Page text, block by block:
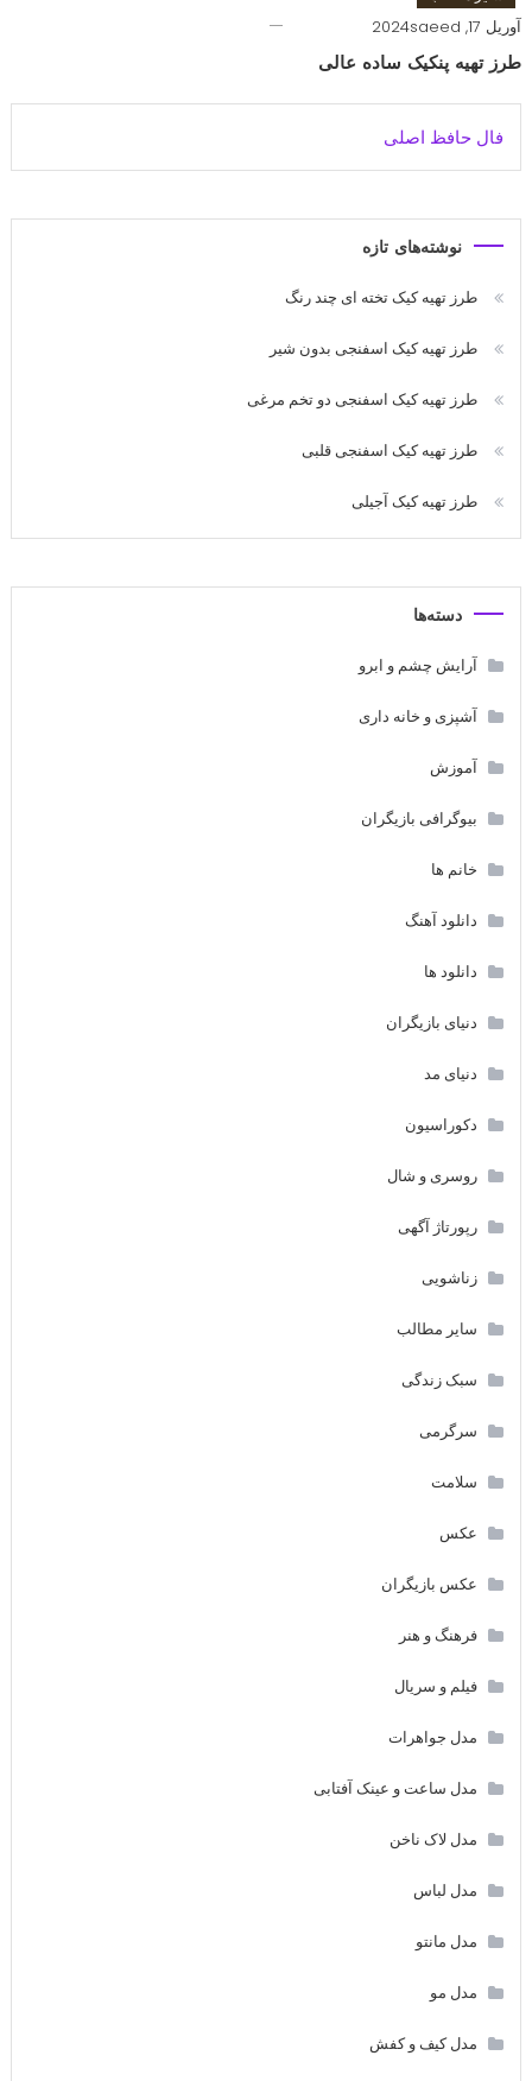
آوریل 17, 2024 saeed
طرز تهیه پنکیک ساده عالی
فال حافظ اصلی
نوشته‌های تازه
طرز تهیه کیک تخته ای چند رنگ
طرز تهیه کیک اسفنجی بدون شیر
طرز تهیه کیک اسفنجی دو تخم مرغی
طرز تهیه کیک اسفنجی قلبی
طرز تهیه کیک آجیلی
دسته‌ها
آرایش چشم و ابرو
آشپزی و خانه داری
آموزش
بیوگرافی بازیگران
خانم ها
دانلود آهنگ
دانلود ها
دنیای بازیگران
دنیای مد
دکوراسیون
روسری و شال
رپورتاژ آگهی
زناشویی
سایر مطالب
سبک زندگی
سرگرمی
سلامت
عکس
عکس بازیگران
فرهنگ و هنر
فیلم و سریال
مدل جواهرات
مدل ساعت و عینک آفتابی
مدل لاک ناخن
مدل لباس
مدل مانتو
مدل مو
مدل کیف و کفش